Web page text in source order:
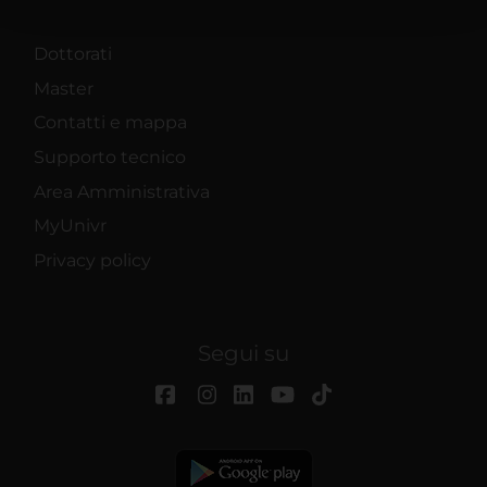
Dottorati
Master
Contatti e mappa
Supporto tecnico
Area Amministrativa
MyUnivr
Privacy policy
Segui su